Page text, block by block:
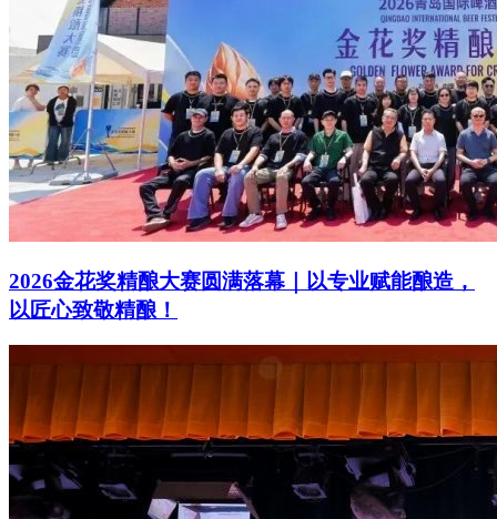
2026金花奖精酿大赛圆满落幕｜以专业赋能酿造，
以匠心致敬精酿！